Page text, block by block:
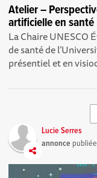
Atelier –
artificielle en santé
La Chaire UNESCO
de santé de
présentiel et en
Lucie Serres
annonce